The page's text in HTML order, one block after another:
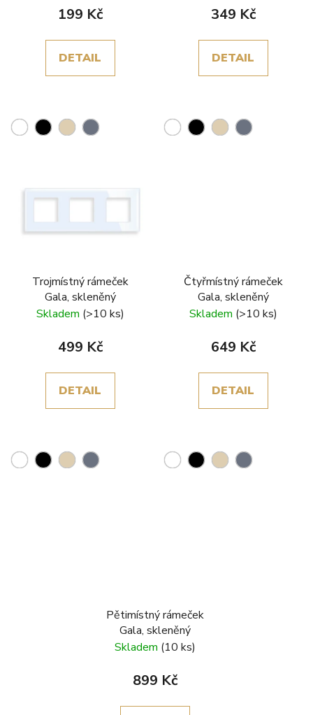
199 Kč
DETAIL
349 Kč
DETAIL
Trojmístný rámeček
Gala, skleněný
Skladem (>10 ks)
499 Kč
DETAIL
Čtyřmístný rámeček
Gala, skleněný
Skladem (>10 ks)
649 Kč
DETAIL
Pětimístný rámeček
Gala, skleněný
Skladem (10 ks)
899 Kč